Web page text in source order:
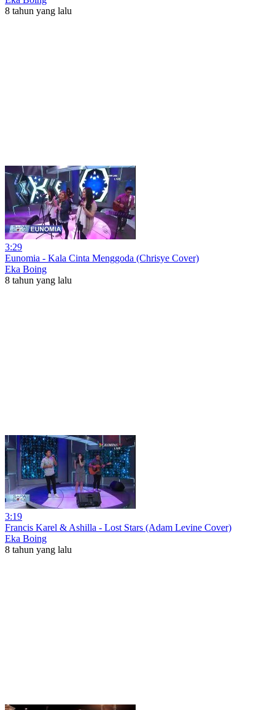
8 tahun yang lalu
3:29
Eunomia - Kala Cinta Menggoda (Chrisye Cover)
Eka Boing
8 tahun yang lalu
3:19
Francis Karel & Ashilla - Lost Stars (Adam Levine Cover)
Eka Boing
8 tahun yang lalu